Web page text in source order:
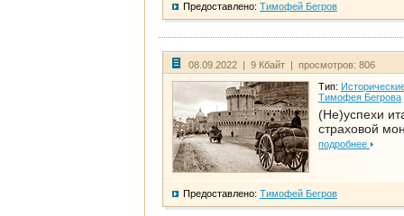
Предоставлено: Тимофей Бегров
08.09.2022 | 9 Кбайт | просмотров: 806
Тип:
Тимофея Бегрова
(Не)успехи
страховой
подробнее
Предоставлено: Тимофей Бегров